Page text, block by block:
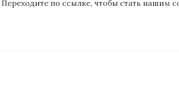
по ссылке, чтобы стать нашим